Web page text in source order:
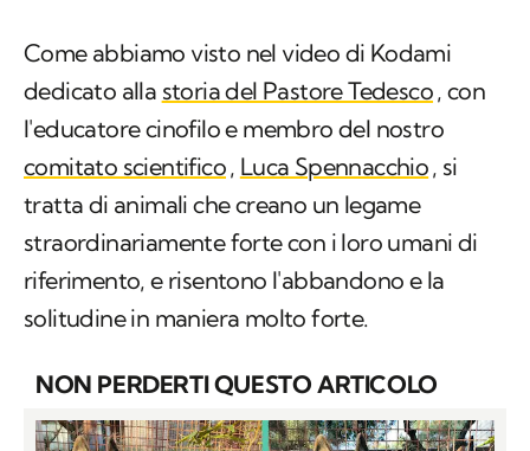
Come abbiamo visto nel video di Kodami
dedicato alla storia del Pastore Tedesco, con
l'educatore cinofilo e membro del nostro
comitato scientifico, Luca Spennacchio, si
tratta di animali che creano un legame
straordinariamente forte con i loro umani di
riferimento, e risentono l'abbandono e la
solitudine in maniera molto forte.
NON PERDERTI QUESTO ARTICOLO